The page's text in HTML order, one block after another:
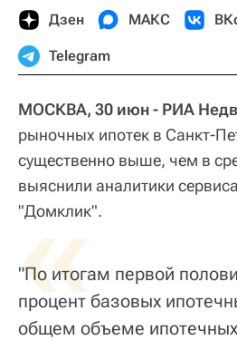
Дзен МАКС
Telegram
МОСКВА, 30 июн - РИА
рыночных ипотек в Санкт-
существенно выше, чем в
выяснили аналитики
"Домклик".
«
"По итогам первой
процент базовых
общем объеме